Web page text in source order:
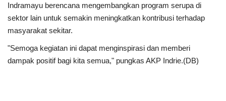
Indramayu berencana mengembangkan program serupa di
sektor lain untuk semakin meningkatkan kontribusi terhadap
masyarakat sekitar.
"Semoga kegiatan ini dapat menginspirasi dan memberi
dampak positif bagi kita semua," pungkas AKP Indrie.(DB)